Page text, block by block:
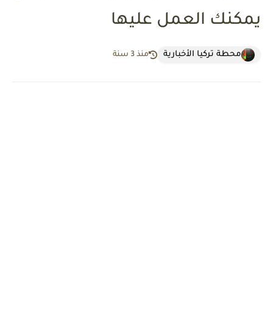
يمكنك العمل عليها
محطة تركيا الأخبارية منذ 3 سنة